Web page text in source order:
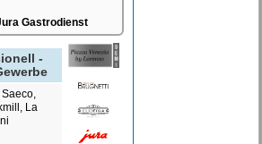
Gastrodienst
-
La